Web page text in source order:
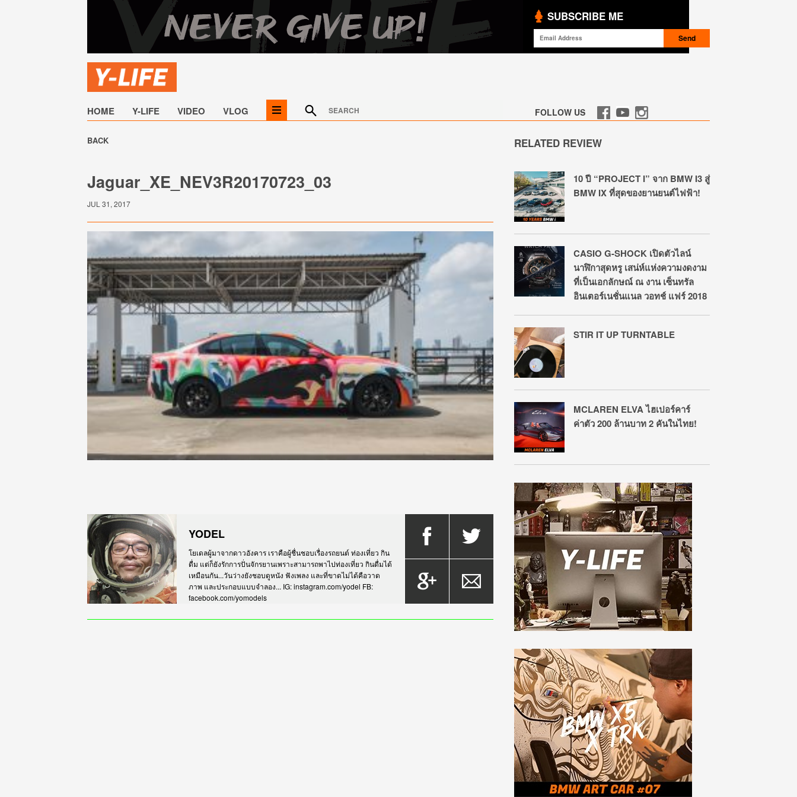
SUBSCRIBE ME
HOME Y-LIFE VIDEO VLOG FOLLOW US
BACK
Jaguar_XE_NEV3R20170723_03
JUL 31, 2017
YODEL
โยเดลผู้มาจากดาวอังคาร เราคือผู้ชื่นชอบเรื่องรถยนต์ ท่องเที่ยว กิน
ดื่ม แต่ก็ยังรักการปั่นจักรยานเพราะสามารถพาไปท่องเที่ยว กินดื่มได้
เหมือนกัน...วันว่างยังชอบดูหนัง ฟังเพลง และที่ขาดไม่ได้คือวาด
ภาพ และประกอบแบบจำลอง... IG: instagram.com/yodel FB:
facebook.com/yomodels
RELATED REVIEW
10 ปี “PROJECT I” จาก BMW I3 สู่
BMW IX ที่สุดของยานยนต์ไฟฟ้า!
CASIO G-SHOCK เปิดตัวไลน์
นาฬิกาสุดหรู เสน่ห์แห่งความงดงาม
ที่เป็นเอกลักษณ์ ณ งาน เซ็นทรัล
อินเตอร์เนชั่นแนล วอทช์ แฟร์ 2018
STIR IT UP TURNTABLE
MCLAREN ELVA ไฮเปอร์คาร์
ค่าตัว 200 ล้านบาท 2 คันในไทย!